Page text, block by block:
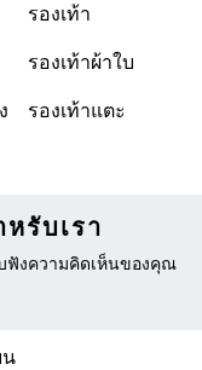
รองเท้า
รองเท้าผ้าใบ
รองเท้าแตะ
รับเรา
ฟังความคิดเห็นของคุณ
น